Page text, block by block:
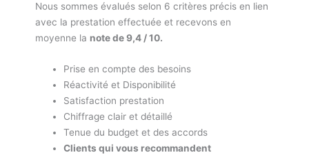
Nous sommes évalués selon 6 critères précis en lien
avec la prestation effectuée et recevons en
moyenne la note de 9,4 / 10.
Prise en compte des besoins
Réactivité et Disponibilité
Satisfaction prestation
Chiffrage clair et détaillé
Tenue du budget et des accords
Clients qui vous recommandent